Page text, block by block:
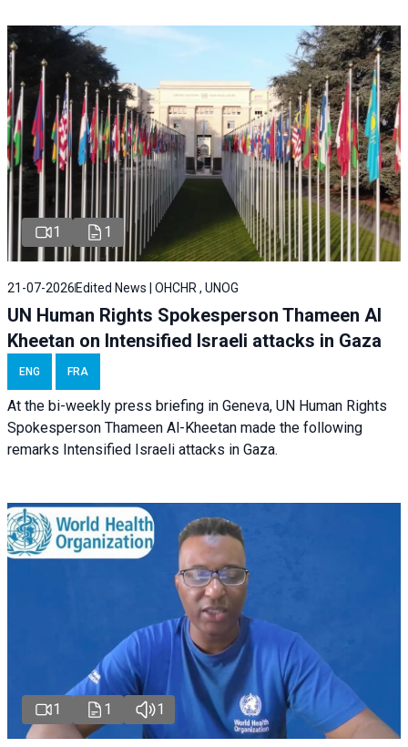
1 1
21-07-2026 Edited News | OHCHR , UNOG
UN Human Rights Spokesperson Thameen Al
Kheetan on Intensified Israeli attacks in Gaza
ENG FRA
At the bi-weekly press briefing in Geneva, UN Human Rights
Spokesperson Thameen Al-Kheetan made the following
remarks Intensified Israeli attacks in Gaza.
1 1 1